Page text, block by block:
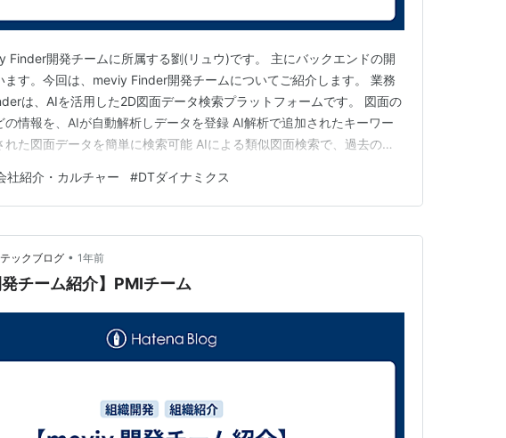
Finder開発チームに所属する劉(リュウ)です。 主にバックエンドの開
ます。今回は、meviy Finder開発チームについてご紹介します。 業務
は、AIを活用した2D図面データ検索プラットフォームです。 図面の
の情報を、AIが自動解析しデータを登録 AI解析で追加されたキーワー
れた図面データを簡単に検索可能 AIによる類似図面検索で、過去の図
ます。 メンバー構成 プロジェクトマネージャー1名 テックリード1…
社紹介・カルチャー #DTダイナミクス
ックブログ • 1年前
チーム紹介】PMIチーム